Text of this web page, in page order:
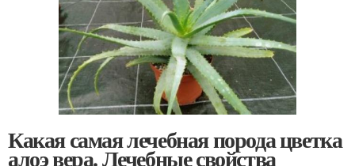
Какая самая лечебная порода цветка
алоэ вера. Лечебные свойства